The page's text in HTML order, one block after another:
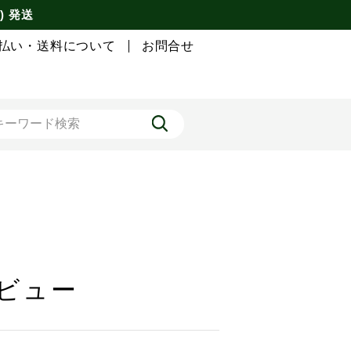
発送
い・送料について お問合せ
ュー